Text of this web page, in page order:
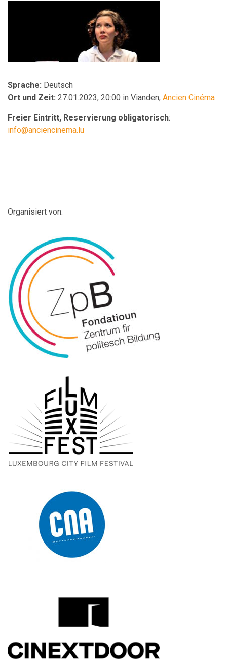
Sprache: Deutsch
Ort und Zeit: 27.01.2023, 20:00 in Vianden, Ancien Cinéma
Freier Eintritt, Reservierung obligatorisch:
info@anciencinema.lu
Organisiert von: